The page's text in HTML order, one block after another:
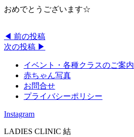
おめでとうございます☆
◀︎ 前の投稿
次の投稿 ▶︎
イベント・各種クラスのご案内
赤ちゃん写真
お問合せ
プライバシーポリシー
Instagram
LADIES CLINIC 結